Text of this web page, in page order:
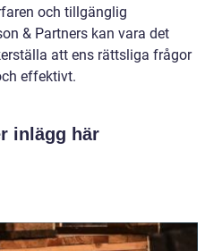
och tillgänglig
& Partners kan vara det
att ens rättsliga frågor
effektivt.
inlägg här